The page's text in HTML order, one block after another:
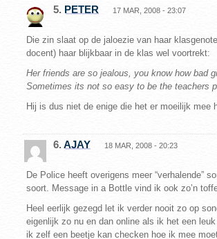
5. PETER 17 MAR, 2008 - 23:07
Die zin slaat op de jaloezie van haar
docent) haar blijkbaar in de klas wel voortrekt:
Her friends are so jealous, you know how bad
Sometimes its not so easy to be the teachers
Hij is dus niet de enige die het er moeilijk mee
6. AJAY 18 MAR, 2008 - 20:23
De Police heeft overigens meer “verhalende”
soort. Message in a Bottle vind ik ook zo’n
Heel eerlijk gezegd let ik verder nooit zo op
eigenlijk zo nu en dan online als ik het een
ik zelf een beetje kan checken hoe ik mee